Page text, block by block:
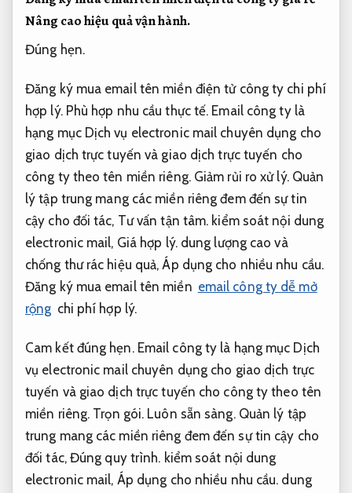
Nâng cao hiệu quả vận hành.
Đúng hẹn.
Đăng ký mua email tên miền điện tử công ty chi phí
hợp lý. Phù hợp nhu cầu thực tế. Email công ty là
hạng mục Dịch vụ electronic mail chuyên dụng cho
giao dịch trực tuyến và giao dịch trực tuyến cho
công ty theo tên miền riêng. Giảm rủi ro xử lý.Quản
lý tập trung mang các miền riêng đem đến sự tin
cậy cho đối tác, Tư vấn tận tâm. kiểm soát nội dung
electronic mail, Giá hợp lý.dung lượng cao và
chống thư rác hiệu quả,Áp dụng cho nhiều nhu cầu.
Đăng ký mua email tên miền email công ty dễ mở
rộng chi phí hợp lý.
Cam kết đúng hẹn.Email công ty là hạng mục Dịch
vụ electronic mail chuyên dụng cho giao dịch trực
tuyến và giao dịch trực tuyến cho công ty theo tên
miền riêng. Trọn gói. Luôn sẵn sàng.Quản lý tập
trung mang các miền riêng đem đến sự tin cậy cho
đối tác, Đúng quy trình. kiểm soát nội dung
electronic mail, Áp dụng cho nhiều nhu cầu. dung